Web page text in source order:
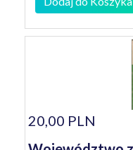
20,00 PLN